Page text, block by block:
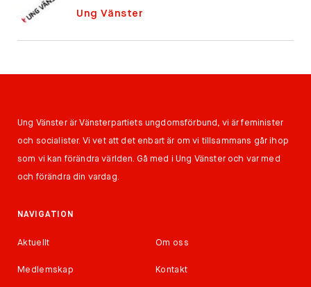
Ung Vänster
Ung Vänster är Vänsterpartiets ungdomsförbund, vi är feminister
och socialister. Vi vet att det enbart är om vi tillsammans går ihop
som vi kan förändra världen. Gå med i Ung Vänster och var med
och förändra din vardag.
NAVIGATION
Aktuellt Om oss
Medlemskap Kontakt